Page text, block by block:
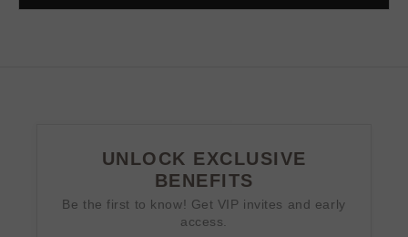
UNLOCK EXCLUSIVE
BENEFITS
Be the first to know! Get VIP invites and early
access.